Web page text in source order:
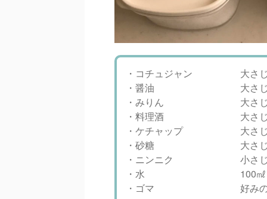
・コチュジャン 大さ
・醤油 大さじ
・みりん 大さじ
・料理酒 大さじ
・ケチャップ 大さじ
・砂糖 大さじ
・ニンニク 小さ
・水 100㎖
・ゴマ 好みの